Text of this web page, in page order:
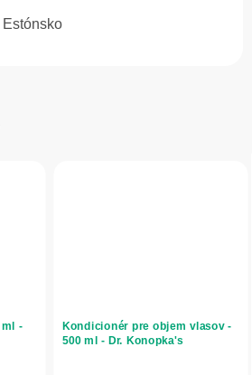
Estónsko
-
Kondicionér pre objem vlasov -
500 ml - Dr. Konopka's